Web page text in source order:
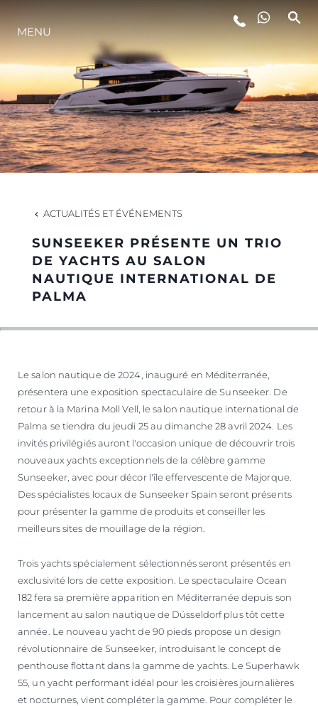
STYLE DE VIE
L'INNOVATION
LA SOCIÉTÉ
NOTRE ÉQUIPE
NOTRE HÉRITAGE
MENU
ACTUALITÉS ET ÉVÉNEMENTS
SUNSEEKER PRÉSENTE UN TRIO
DE YACHTS AU SALON
NAUTIQUE INTERNATIONAL DE
PALMA
Le salon nautique de 2024, inauguré en Méditerranée,
présentera une exposition spectaculaire de Sunseeker. De
retour à la Marina Moll Vell, le salon nautique international de
Palma se tiendra du jeudi 25 au dimanche 28 avril 2024. Les
invités privilégiés auront l'occasion unique de découvrir trois
nouveaux yachts exceptionnels de la célèbre gamme
Sunseeker, avec pour décor l'île effervescente de Majorque.
Des spécialistes locaux de Sunseeker Spain seront présents
pour présenter la gamme de produits et conseiller les
meilleurs sites de mouillage de la région.
Trois yachts spécialement sélectionnés seront présentés en
exclusivité lors de cette exposition. Le spectaculaire Ocean
182 fera sa première apparition en Méditerranée depuis son
lancement au salon nautique de Düsseldorf plus tôt cette
année. Le nouveau yacht de 90 pieds propose un design
révolutionnaire de Sunseeker, introduisant le concept de
penthouse flottant dans la gamme de yachts. Le Superhawk
55, un yacht performant idéal pour les croisières journalières
et nocturnes, vient compléter la gamme. Pour compléter le